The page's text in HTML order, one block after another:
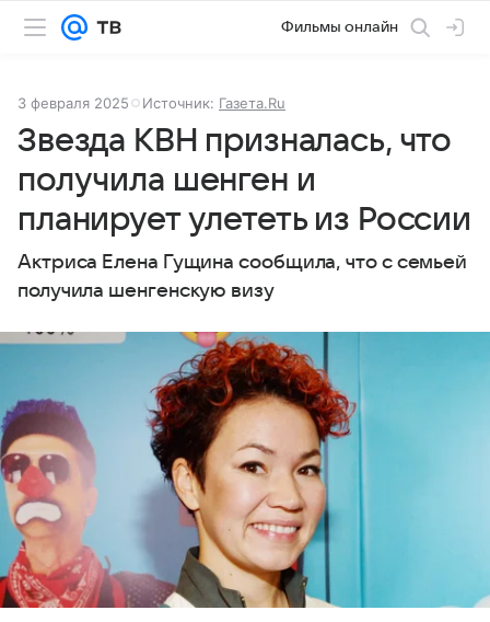
Фильмы онлайн
3 февраля 2025 Источник: Газета.Ru
Звезда КВН призналась, что
получила шенген и
планирует улететь из России
Актриса Елена Гущина сообщила, что с семьей
получила шенгенскую визу